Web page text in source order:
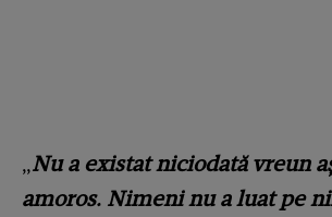
„Nu a existat niciodată vreun
amoros. Nimeni nu a luat pe